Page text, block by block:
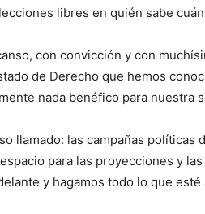
libres en quién sabe
con convicción y con
de Derecho que hemos
nada benéfico para nuestra
llamado: las campañas políticas
para las proyecciones y
y hagamos todo lo que esté